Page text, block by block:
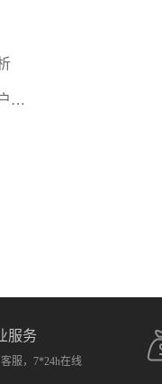
热
服务
服，7*24h在线